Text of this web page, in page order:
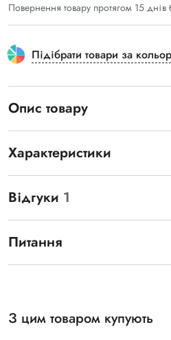
Повернення товару протягом 15 днів
Підібрати товари за
Опис товару
Характеристики
Відгуки 1
Питання
З цим товаром купують